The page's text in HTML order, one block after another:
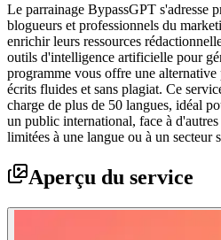
Le parrainage BypassGPT s'adresse
blogueurs et professionnels du
enrichir leurs ressources
outils d'intelligence artificielle pour
programme vous offre une
écrits fluides et sans plagiat. Ce
charge de plus de 50 langues, idéal
un public international, face à
limitées à une langue ou à un secteur
Aperçu du service